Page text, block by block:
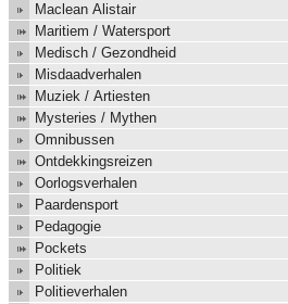
Maclean Alistair
Maritiem / Watersport
Medisch / Gezondheid
Misdaadverhalen
Muziek / Artiesten
Mysteries / Mythen
Omnibussen
Ontdekkingsreizen
Oorlogsverhalen
Paardensport
Pedagogie
Pockets
Politiek
Politieverhalen